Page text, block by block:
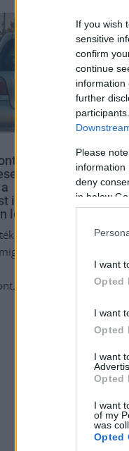
If you wish
sensitive
confirm
continue
information
further
Please
information
deny
in below
I want
Opted
I want
Opted
I want
Opted
I want
of my
was
Opted
is
lebénul
lehet
Ön
isler?
Igazi retró
amelyet
otthon
Szolnok